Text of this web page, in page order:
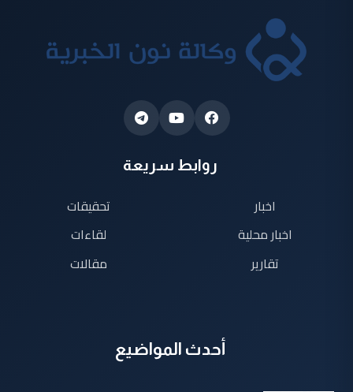
روابط سريعة
اخبار
اخبار محلية
تقارير
تحقيقات
لقاءات
مقالات
أحدث المواضيع